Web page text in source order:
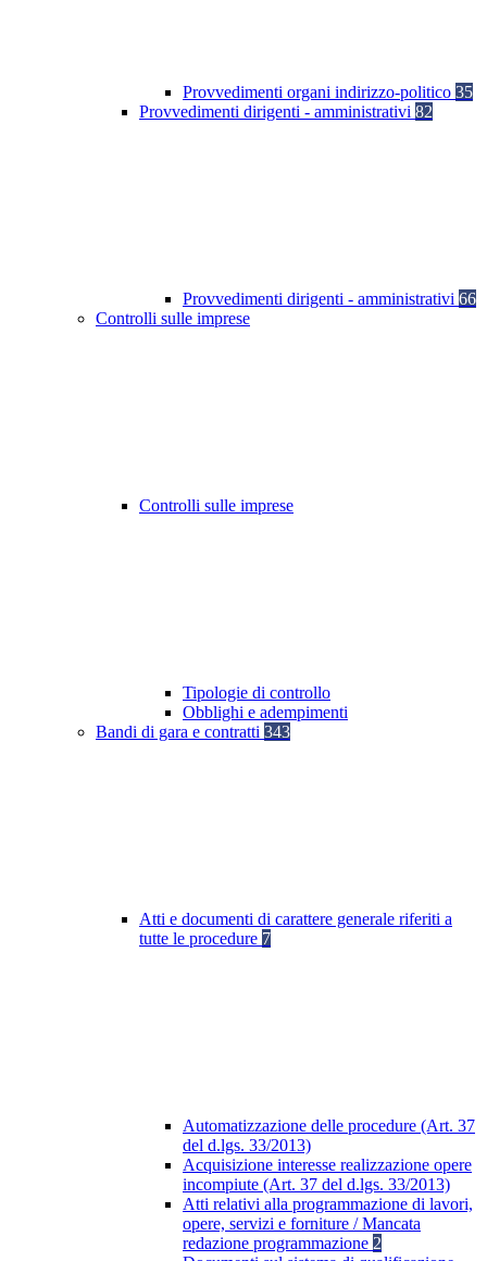
Provvedimenti organi indirizzo-politico 35
Provvedimenti dirigenti - amministrativi 82
Provvedimenti dirigenti - amministrativi 66
Controlli sulle imprese
Controlli sulle imprese
Tipologie di controllo
Obblighi e adempimenti
Bandi di gara e contratti 343
Atti e documenti di carattere generale riferiti a
tutte le procedure 7
Automatizzazione delle procedure (Art. 37
del d.lgs. 33/2013)
Acquisizione interesse realizzazione opere
incompiute (Art. 37 del d.lgs. 33/2013)
Atti relativi alla programmazione di lavori,
opere, servizi e forniture / Mancata
redazione programmazione 2